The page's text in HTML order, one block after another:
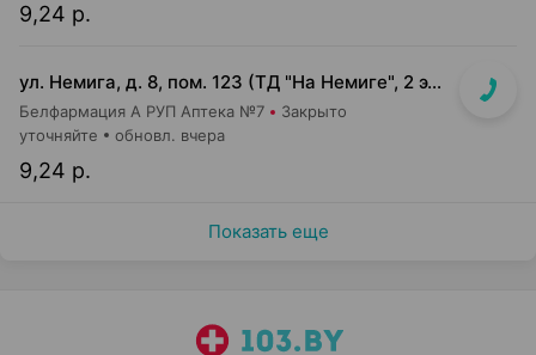
9,24 р.
ул. Немига, д. 8, пом. 123 (ТД "На Немиге", 2 этаж)
Белфармация А РУП Аптека №7 Закрыто
9,24 р.
уточняйте обновл. вчера
Показать еще